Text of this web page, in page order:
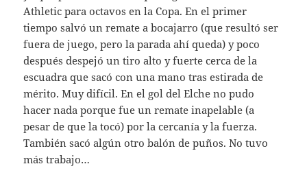
Athletic para octavos en la Copa. En el primer
tiempo salvó un remate a bocajarro (que resultó ser
fuera de juego, pero la parada ahí queda) y poco
después despejó un tiro alto y fuerte cerca de la
escuadra que sacó con una mano tras estirada de
mérito. Muy difícil. En el gol del Elche no pudo
hacer nada porque fue un remate inapelable (a
pesar de que la tocó) por la cercanía y la fuerza.
También sacó algún otro balón de puños. No tuvo
más trabajo…